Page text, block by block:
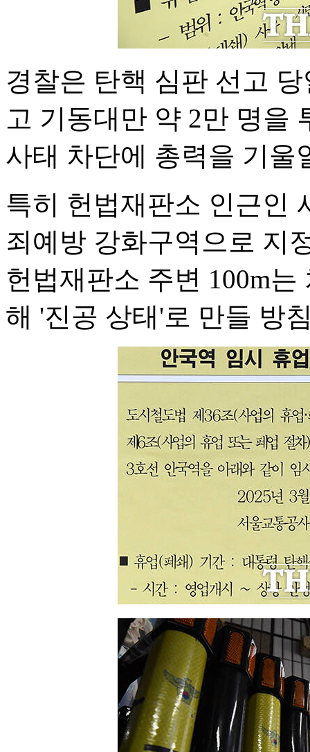
경찰은 탄핵 심판 선고
고 기동대만 약 2만 명을
사태 차단에 총력을 기울
특히 헌법재판소 인근인
죄예방 강화구역으로 지
헌법재판소 주변 100m
해 '진공 상태'로 만들 방